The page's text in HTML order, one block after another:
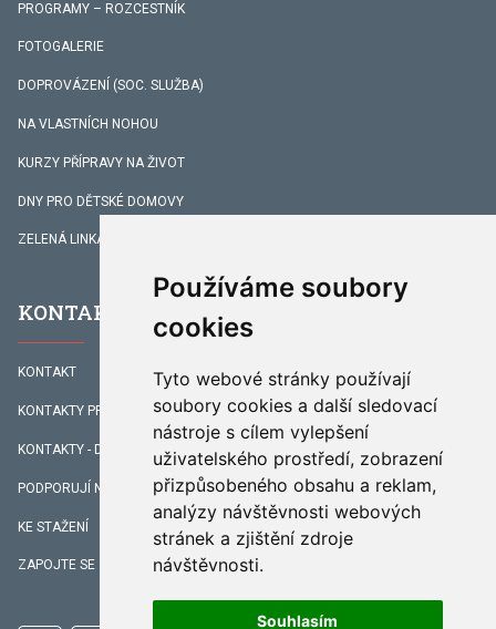
Používáme soubory
cookies
Tyto webové stránky používají
soubory cookies a další sledovací
nástroje s cílem vylepšení
uživatelského prostředí, zobrazení
přizpůsobeného obsahu a reklam,
analýzy návštěvnosti webových
stránek a zjištění zdroje
návštěvnosti.
Souhlasím
PROGRAMY – ROZCESTNÍK
FOTOGALERIE
DOPROVÁZENÍ (SOC. SLUŽBA)
NA VLASTNÍCH NOHOU
KURZY PŘÍPRAVY NA ŽIVOT
DNY PRO DĚTSKÉ DOMOVY
ZELENÁ LINKA
KONTAKTY
KONTAKT
KONTAKTY PRACOVNÍKŮ
KONTAKTY - DOPROVÁZENÍ
PODPORUJÍ NÁS
KE STAŽENÍ
ZAPOJTE SE